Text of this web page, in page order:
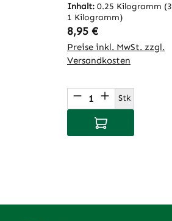
Inhalt: 0.25 Kilogramm
1 Kilogramm)
Regulärer Preis:
8,95 €
Preise inkl. MwSt. zzgl.
Versandkosten
ProduktStk
In den Warenkorb